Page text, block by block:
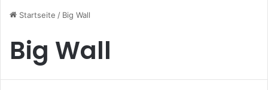
Startseite / Big Wall
Big Wall